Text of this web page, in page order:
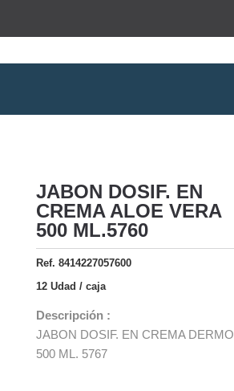
JABON DOSIF. EN
CREMA ALOE VERA
500 ML.5760
Ref. 8414227057600
12 Udad / caja
Descripción :
JABON DOSIF. EN CREMA DERMO
500 ML. 5767